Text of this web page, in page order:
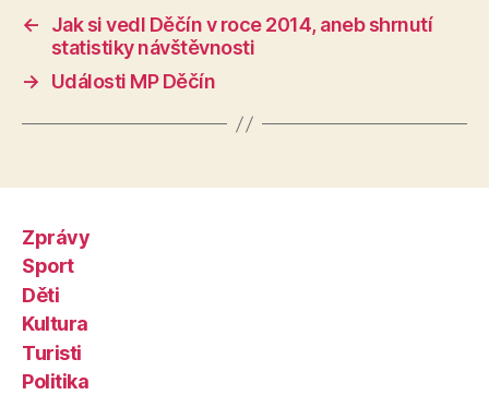
←
Jak si vedl Děčín v roce 2014, aneb shrnutí
statistiky návštěvnosti
→
Události MP Děčín
Zprávy
Sport
Děti
Kultura
Turisti
Politika